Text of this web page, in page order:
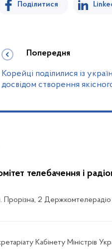
Поділитися
Попередня
Корейці поділилися із
досвідом створення
телебачення і
Прорізна, 2 Держкомтелерадіо
Кабінету Міністрів